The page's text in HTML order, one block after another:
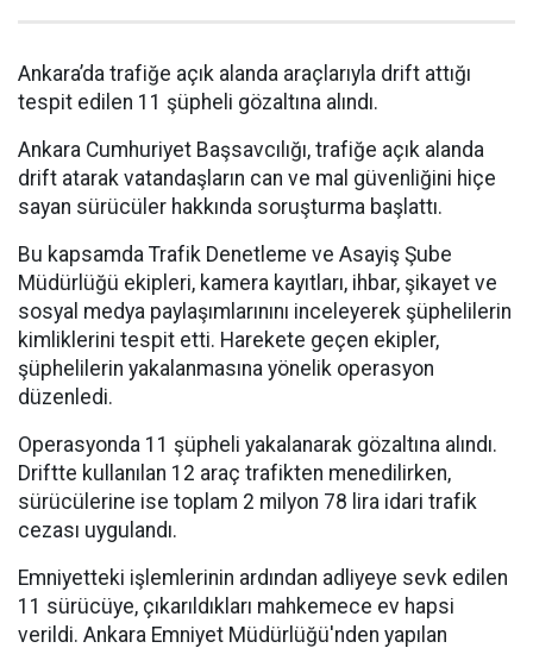
Ankara’da trafiğe açık alanda araçlarıyla drift attığı
tespit edilen 11 şüpheli gözaltına alındı.
Ankara Cumhuriyet Başsavcılığı, trafiğe açık alanda
drift atarak vatandaşların can ve mal güvenliğini hiçe
sayan sürücüler hakkında soruşturma başlattı.
Bu kapsamda Trafik Denetleme ve Asayiş Şube
Müdürlüğü ekipleri, kamera kayıtları, ihbar, şikayet ve
sosyal medya paylaşımlarınını inceleyerek şüphelilerin
kimliklerini tespit etti. Harekete geçen ekipler,
şüphelilerin yakalanmasına yönelik operasyon
düzenledi.
Operasyonda 11 şüpheli yakalanarak gözaltına alındı.
Driftte kullanılan 12 araç trafikten menedilirken,
sürücülerine ise toplam 2 milyon 78 lira idari trafik
cezası uygulandı.
Emniyetteki işlemlerinin ardından adliyeye sevk edilen
11 sürücüye, çıkarıldıkları mahkemece ev hapsi
verildi. Ankara Emniyet Müdürlüğü'nden yapılan